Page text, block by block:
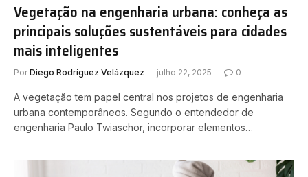
Vegetação na engenharia urbana: conheça as
principais soluções sustentáveis para cidades
mais inteligentes
Por Diego Rodríguez Velázquez julho 22, 2025 0
A vegetação tem papel central nos projetos de engenharia
urbana contemporâneos. Segundo o entendedor de
engenharia Paulo Twiaschor, incorporar elementos…